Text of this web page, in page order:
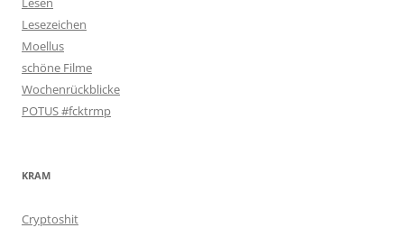
Lesezeichen
Moellus
schöne Filme
Wochenrückblicke
POTUS #fcktrmp
KRAM
Cryptoshit